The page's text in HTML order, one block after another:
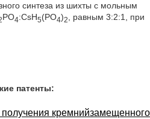
синтеза из шихты с мольным
PO4:CsH5(PO4)2, равным 3:2:1, при
патенты:
кремнийзамещенного